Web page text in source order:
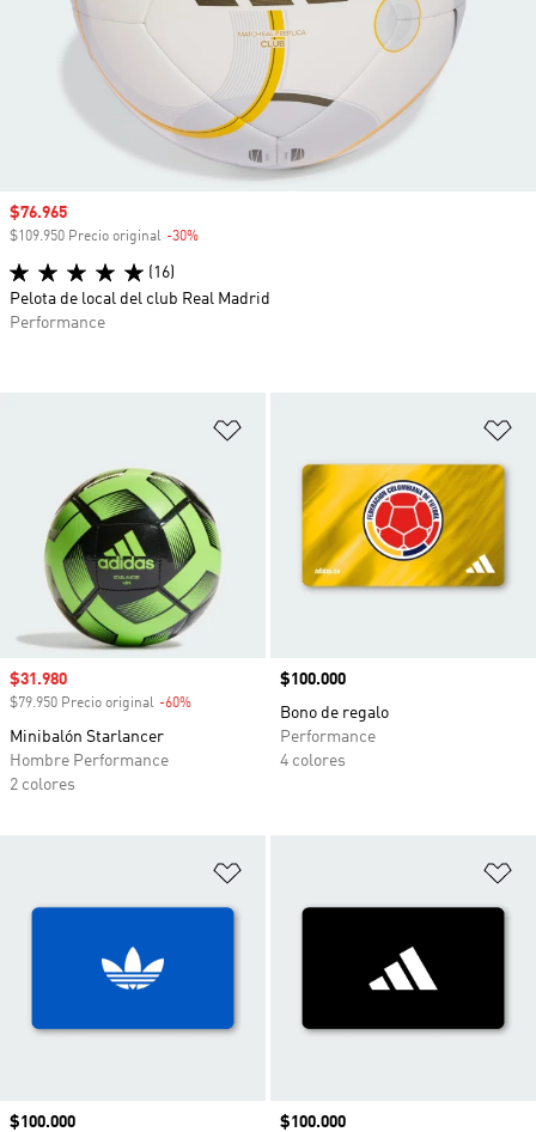
Precio de venta
$31.980
$79.950 Precio original -60%
Minibalón Starlancer
Hombre Performance
2 colores
Precio
$100.000
Bono de regalo
Performance
4 colores
Precio
$100.000
Precio
$100.000
Precio de venta
$76.965
$109.950 Precio original -30%
(16)
Pelota de local del club Real Madrid
Performance